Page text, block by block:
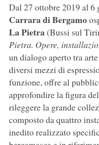
Dal 27 ottobre 2019 al 6
Carrara di Bergamo
La Pietra(Bussi sul
Pietra. Opere,
un dialogo aperto tra
diversi mezzi di
funzione, offre al
approfondire la figura
rileggere la grande
composto da quattro
inedito realizzato